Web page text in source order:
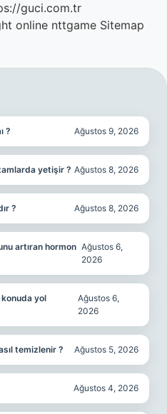
guci.com.tr
online nttgame Sitemap
? Ağustos 9, 2026
yetişir ? Ağustos 8, 2026
? Ağustos 8, 2026
artıran hormon Ağustos 6,
2026
konuda yol
Ağustos 6,
2026
temizlenir ? Ağustos 5, 2026
Ağustos 4, 2026